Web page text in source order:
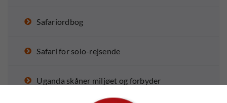
Safariordbog
Safari for solo-rejsende
Uganda skåner miljøet og forbyder